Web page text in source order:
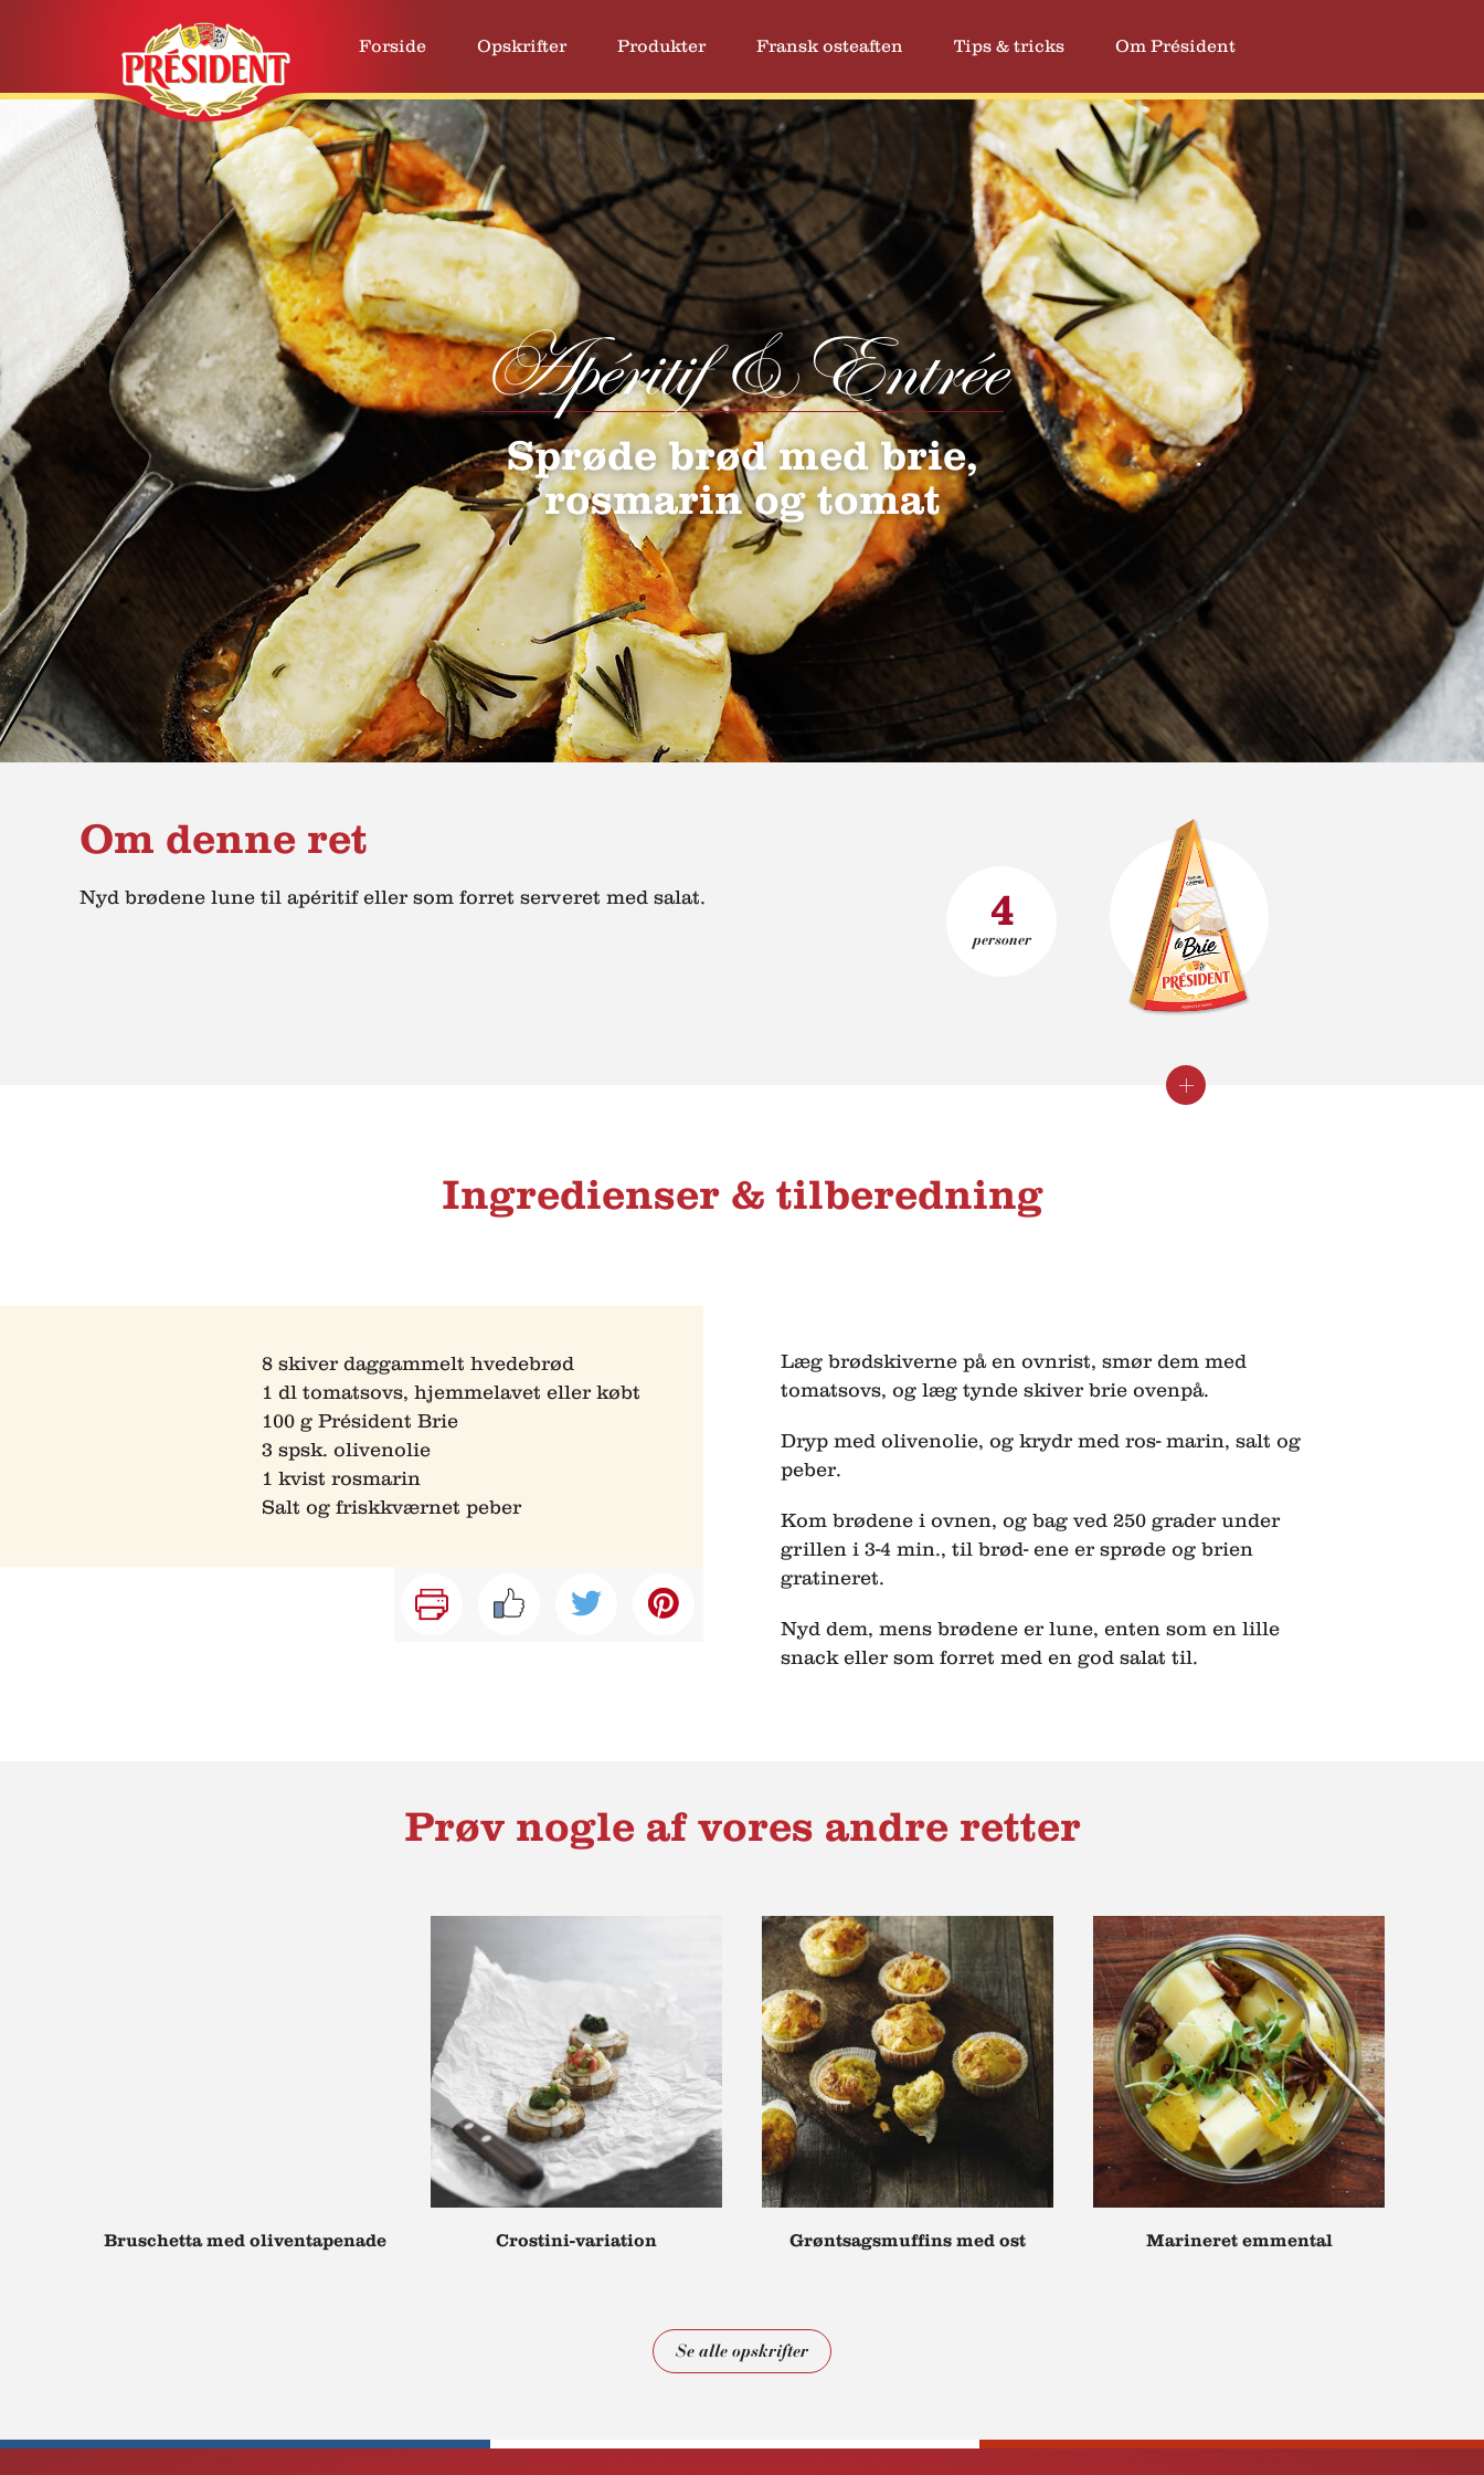
Forside Opskrifter Produkter Fransk osteaften Tips & tricks Om Président
Apéritif & Entrée
Sprøde brød med brie,
rosmarin og tomat
Om denne ret
Nyd brødene lune til apéritif eller som forret serveret med salat. 4
personer
Se
Luk
Ingredienser & tilberedning
8 skiver daggammelt hvedebrød
1 dl tomatsovs, hjemmelavet eller købt
100 g Président Brie
3 spsk. olivenolie
1 kvist rosmarin
Salt og friskkværnet peber
Læg brødskiverne på en ovnrist, smør dem med
tomatsovs, og læg tynde skiver brie ovenpå.
Dryp med olivenolie, og krydr med ros- marin, salt og
peber.
Kom brødene i ovnen, og bag ved 250 grader under
grillen i 3-4 min., til brød- ene er sprøde og brien
gratineret.
Nyd dem, mens brødene er lune, enten som en lille
snack eller som forret med en god salat til.
Prøv nogle af vores andre retter
Bruschetta med oliventapenade Crostini-variation Grøntsagsmuffins med ost Marineret emmental
Se alle opskrifter